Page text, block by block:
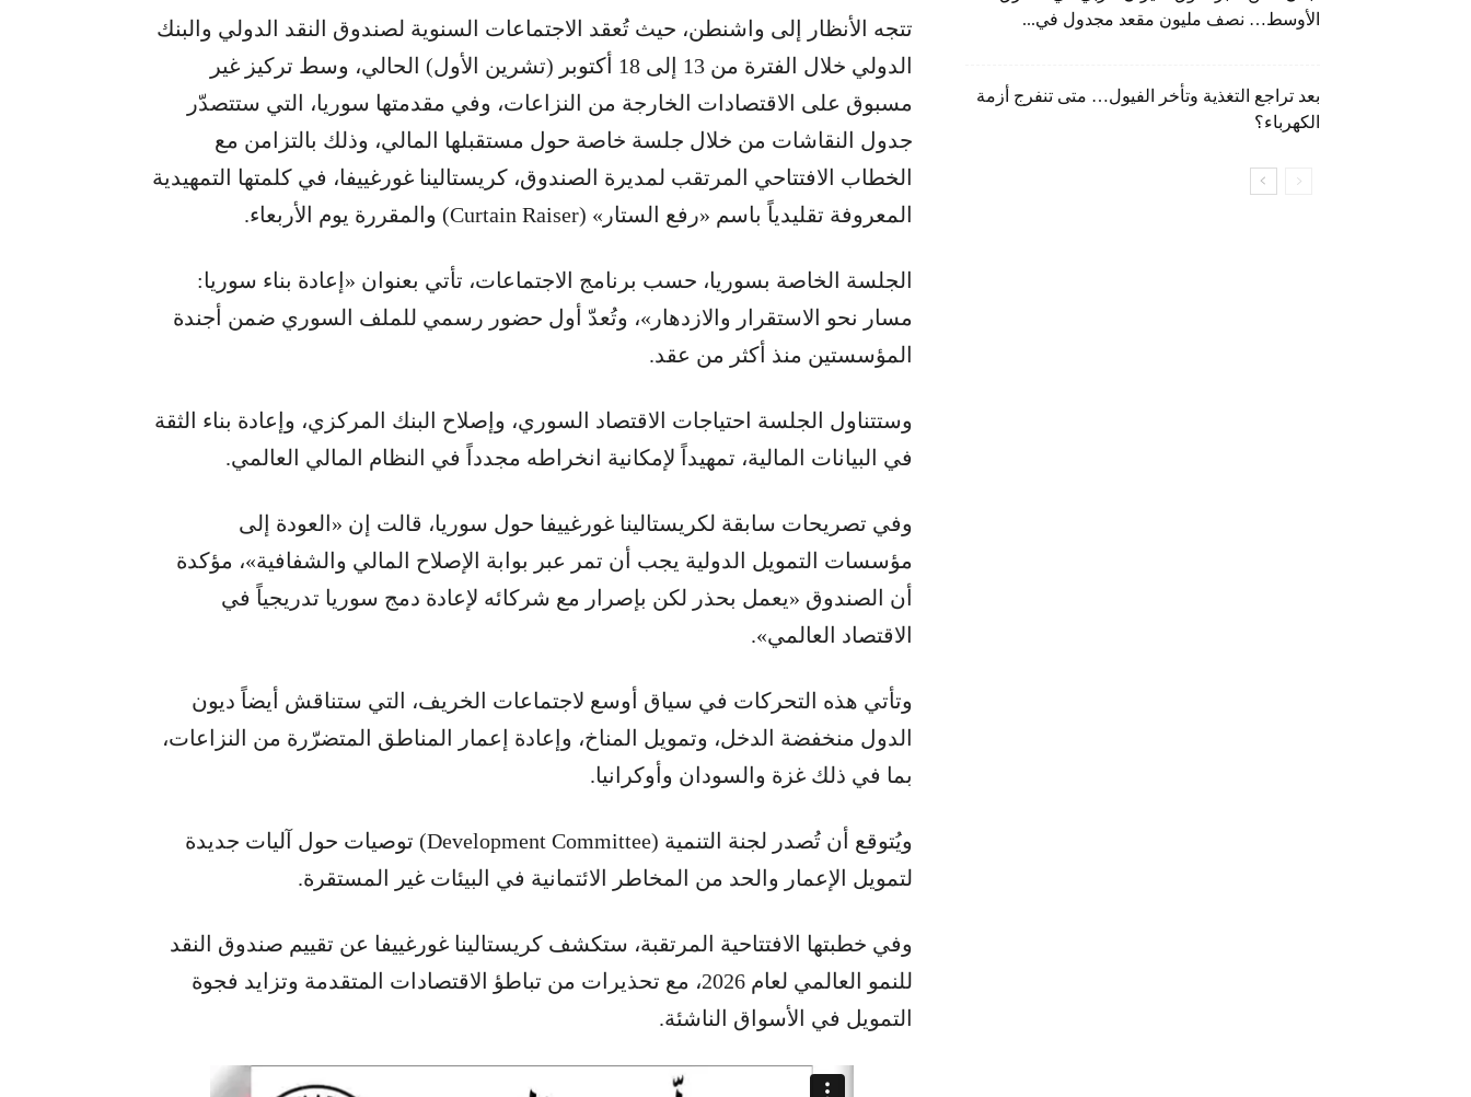
تتجه الأنظار إلى واشنطن، حيث تُعقد الاجتماعات السنوية لصندوق النقد الدولي والبنك
الدولي خلال الفترة من 13 إلى 18 أكتوبر (تشرين الأول) الحالي، وسط تركيز غير
مسبوق على الاقتصادات الخارجة من النزاعات، وفي مقدمتها سوريا، التي ستتصدّر
جدول النقاشات من خلال جلسة خاصة حول مستقبلها المالي، وذلك بالتزامن مع
الخطاب الافتتاحي المرتقب لمديرة الصندوق، كريستالينا غورغييفا، في كلمتها التمهيدية
المعروفة تقليدياً باسم «رفع الستار» (Curtain Raiser) والمقررة يوم الأربعاء.
الجلسة الخاصة بسوريا، حسب برنامج الاجتماعات، تأتي بعنوان «إعادة بناء سوريا:
مسار نحو الاستقرار والازدهار»، وتُعدّ أول حضور رسمي للملف السوري ضمن أجندة
المؤسستين منذ أكثر من عقد.
وستتناول الجلسة احتياجات الاقتصاد السوري، وإصلاح البنك المركزي، وإعادة بناء الثقة
في البيانات المالية، تمهيداً لإمكانية انخراطه مجدداً في النظام المالي العالمي.
وفي تصريحات سابقة لكريستالينا غورغييفا حول سوريا، قالت إن «العودة إلى
مؤسسات التمويل الدولية يجب أن تمر عبر بوابة الإصلاح المالي والشفافية»، مؤكدة
أن الصندوق «يعمل بحذر لكن بإصرار مع شركائه لإعادة دمج سوريا تدريجياً في
الاقتصاد العالمي».
وتأتي هذه التحركات في سياق أوسع لاجتماعات الخريف، التي ستناقش أيضاً ديون
الدول منخفضة الدخل، وتمويل المناخ، وإعادة إعمار المناطق المتضرّرة من النزاعات،
بما في ذلك غزة والسودان وأوكرانيا.
ويُتوقع أن تُصدر لجنة التنمية (Development Committee) توصيات حول آليات جديدة
لتمويل الإعمار والحد من المخاطر الائتمانية في البيئات غير المستقرة.
وفي خطبتها الافتتاحية المرتقبة، ستكشف كريستالينا غورغييفا عن تقييم صندوق النقد
للنمو العالمي لعام 2026، مع تحذيرات من تباطؤ الاقتصادات المتقدمة وتزايد فجوة
التمويل في الأسواق الناشئة.
الأوسط… نصف مليون مقعد مجدول في...
بعد تراجع التغذية وتأخر الفيول… متى تنفرج أزمة
الكهرباء؟